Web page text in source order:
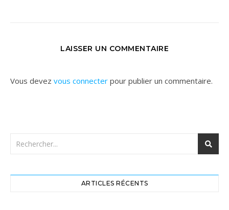
LAISSER UN COMMENTAIRE
Vous devez vous connecter pour publier un commentaire.
ARTICLES RÉCENTS